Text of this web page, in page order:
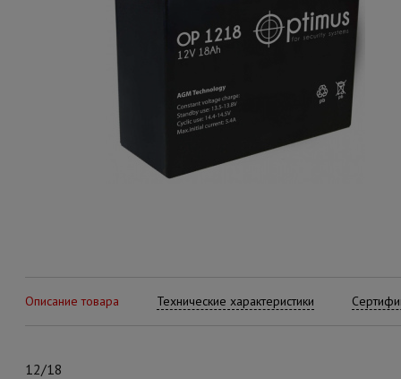
Описание товара Технические характеристики
12/18